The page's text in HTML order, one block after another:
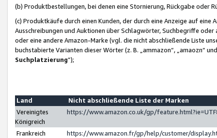
(b) Produktbestellungen, bei denen eine Stornierung, Rückgabe oder
(c) Produktkäufe durch einen Kunden, der durch eine Anzeige auf
Ausschreibungen und Auktionen über Schlagwörter, Suchbegriffe
oder eine andere Amazon-Marke (vgl. die nicht abschließende Liste
buchstabierte Varianten dieser Wörter (z. B. „ammazon“, „amaozn“
Suchplatzierung”);
Land
Nicht abschließende Liste der Marken
Vereinigtes
Königreich
https://www.amazon.co.uk/gp/
Frankreich
https://www.amazon.fr/gp/help/customer/